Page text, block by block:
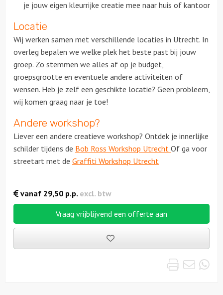
je jouw eigen kleurrijke creatie mee naar huis of kantoor
Locatie
Wij werken samen met verschillende locaties in Utrecht. In
overleg bepalen we welke plek het beste past bij jouw
groep. Zo stemmen we alles af op je budget,
groepsgrootte en eventuele andere activiteiten of
wensen. Heb je zelf een geschikte locatie? Geen probleem,
wij komen graag naar je toe!
Andere workshop?
Liever een andere creatieve workshop? Ontdek je innerlijke
schilder tijdens de Bob Ross Workshop Utrecht Of ga voor
streetart met de Graffiti Workshop Utrecht
Vraag vrijblijvend een offerte aan
uitjes
vanaf 29,50 p.p. excl. btw
Print